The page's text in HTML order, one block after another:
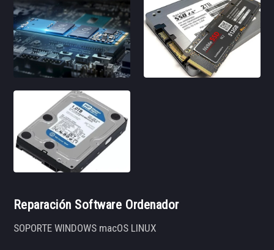
Reparación Software Ordenador
SOPORTE WINDOWS macOS LINUX